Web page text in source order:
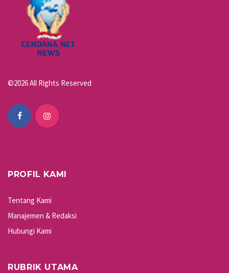
©2026 All Rights Reserved
PROFIL KAMI
Tentang Kami
Manajemen & Redaksi
Hubungi Kami
RUBRIK UTAMA